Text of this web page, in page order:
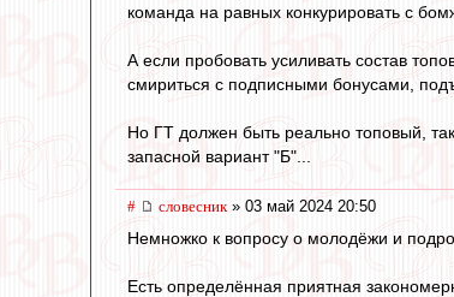
команда на равных конкурировать с
А если пробовать усиливать состав
смириться с подписными бонусами,
Но ГТ должен быть реально топовый,
запасной вариант "Б"...
# словесник» 03 май 2024 20:50
Немножко к вопросу о молодёжи и
Есть определённая приятная